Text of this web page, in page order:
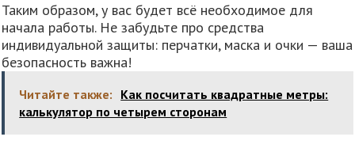
Таким образом, у вас будет всё необходимое для
начала работы. Не забудьте про средства
индивидуальной защиты: перчатки, маска и очки — ваша
безопасность важна!
Читайте также: Как посчитать квадратные метры:
калькулятор по четырем сторонам